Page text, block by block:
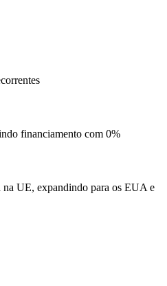
financiamento com 0%
na UE, expandindo para os EUA e